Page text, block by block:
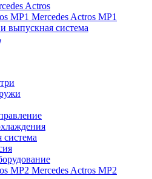
Actros
Mercedes Actros MP1
выпускная система
система
Mercedes Actros MP2